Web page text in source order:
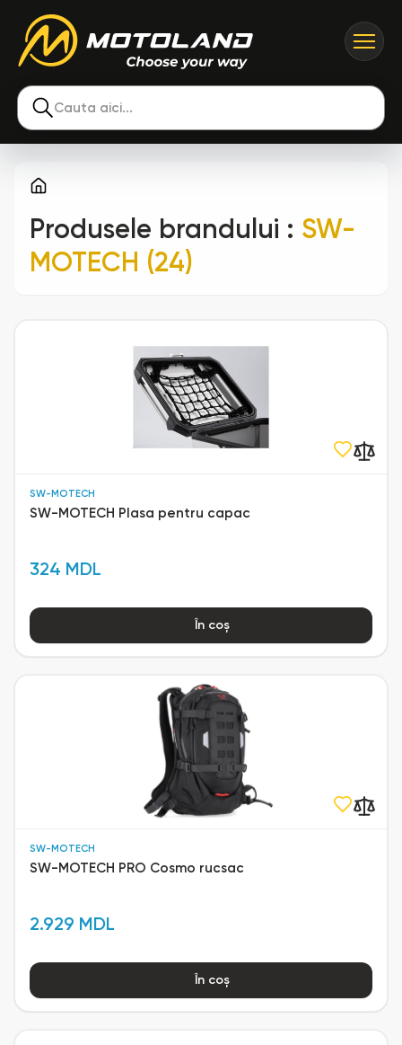
Cauta aici...
Produsele brandului : SW-
MOTECH (24)
SW-MOTECH
SW-MOTECH Plasa pentru capac
324 MDL
În coș
SW-MOTECH
SW-MOTECH PRO Cosmo rucsac
2.929 MDL
În coș